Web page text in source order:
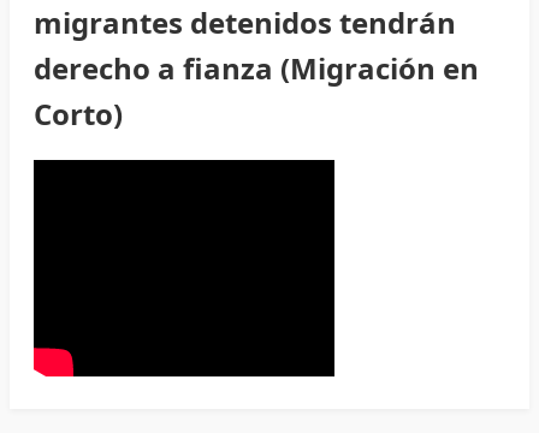
migrantes detenidos tendrán
derecho a fianza (Migración en
Corto)